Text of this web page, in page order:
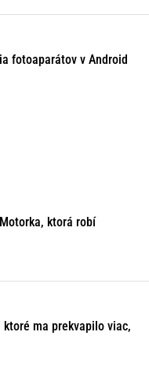
fotoaparátov v Android
ktorá robí
ktoré ma prekvapilo viac,